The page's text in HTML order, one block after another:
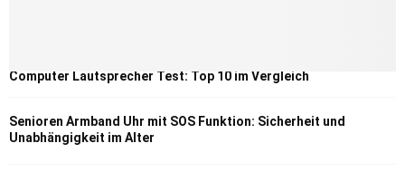
Computer Lautsprecher Test: Top 10 im Vergleich
Senioren Armband Uhr mit SOS Funktion: Sicherheit und
Unabhängigkeit im Alter